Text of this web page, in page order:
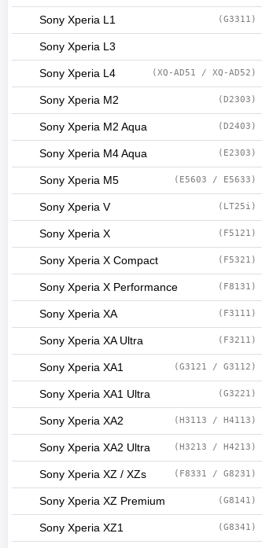
Sony Xperia L1 (G3311)
Sony Xperia L3
Sony Xperia L4 (XQ-AD51 / XQ-AD52)
Sony Xperia M2 (D2303)
Sony Xperia M2 Aqua (D2403)
Sony Xperia M4 Aqua (E2303)
Sony Xperia M5 (E5603 / E5633)
Sony Xperia V (LT25i)
Sony Xperia X (F5121)
Sony Xperia X Compact (F5321)
Sony Xperia X Performance (F8131)
Sony Xperia XA (F3111)
Sony Xperia XA Ultra (F3211)
Sony Xperia XA1 (G3121 / G3112)
Sony Xperia XA1 Ultra (G3221)
Sony Xperia XA2 (H3113 / H4113)
Sony Xperia XA2 Ultra (H3213 / H4213)
Sony Xperia XZ / XZs (F8331 / G8231)
Sony Xperia XZ Premium (G8141)
Sony Xperia XZ1 (G8341)